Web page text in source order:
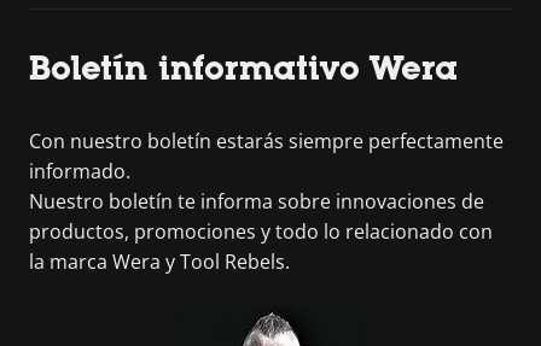
Boletín informativo Wera
Con nuestro boletín estarás siempre perfectamente
informado.
Nuestro boletín te informa sobre innovaciones de
productos, promociones y todo lo relacionado con
la marca Wera y Tool Rebels.